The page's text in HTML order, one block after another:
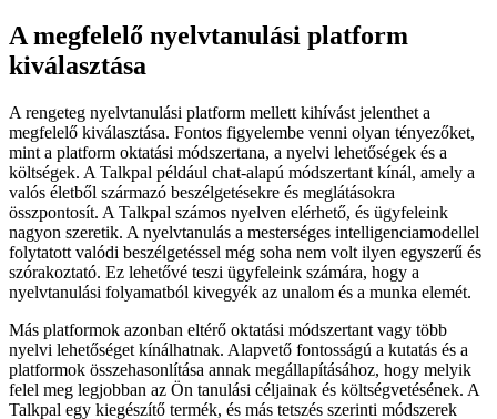
A megfelelő nyelvtanulási platform
kiválasztása
A rengeteg nyelvtanulási platform mellett kihívást jelenthet a
megfelelő kiválasztása. Fontos figyelembe venni olyan tényezőket,
mint a platform oktatási módszertana, a nyelvi lehetőségek és a
költségek. A Talkpal például chat-alapú módszertant kínál, amely a
valós életből származó beszélgetésekre és meglátásokra
összpontosít. A Talkpal számos nyelven elérhető, és ügyfeleink
nagyon szeretik. A nyelvtanulás a mesterséges intelligenciamodellel
folytatott valódi beszélgetéssel még soha nem volt ilyen egyszerű és
szórakoztató. Ez lehetővé teszi ügyfeleink számára, hogy a
nyelvtanulási folyamatból kivegyék az unalom és a munka elemét.
Más platformok azonban eltérő oktatási módszertant vagy több
nyelvi lehetőséget kínálhatnak. Alapvető fontosságú a kutatás és a
platformok összehasonlítása annak megállapításához, hogy melyik
felel meg legjobban az Ön tanulási céljainak és költségvetésének. A
Talkpal egy kiegészítő termék, és más tetszés szerinti módszerek